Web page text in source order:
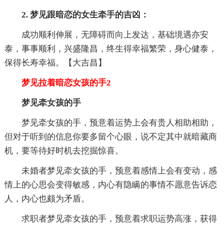
2. 梦见跟暗恋的女生牵手的吉凶：
成功顺利伸展，无障碍而向上发达，基础境遇亦安
泰，事事顺利，兴盛隆昌，终生得幸福繁荣，身心健泰，
保得长寿幸福。【大吉昌】
梦见拉着暗恋女孩的手2
梦见牵女孩的手
梦见牵女孩的手，预意着运势上会有贵人相助相助，
但对于听到的信息你要多留个心眼，说不定其中就暗藏商
机，要等待好时机去挖掘惊喜。
未婚者梦见牵女孩的手，预意着感情上会有变动，感
情上的心思会变得敏感，内心有隐瞒的事情不愿意告诉恋
人，内心也颇为矛盾。
求职者梦见牵女孩的手，预意着求职运势高涨，获得